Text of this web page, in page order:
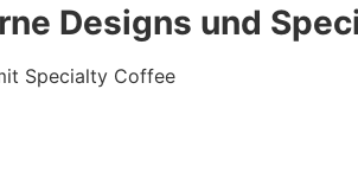
Designs und
Specialty Coffee